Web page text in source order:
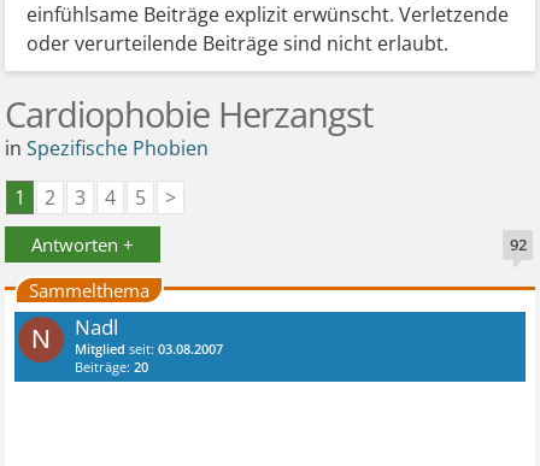
einfühlsame Beiträge explizit erwünscht. Verletzende
oder verurteilende Beiträge sind nicht erlaubt.
Cardiophobie Herzangst
inSpezifische Phobien
1
2 3 4 5 >
Antworten + 92
Sammelthema
N Nadl
Mitglied seit:03.08.2007
Beiträge:20